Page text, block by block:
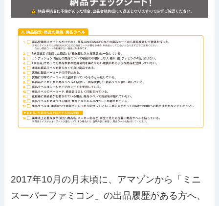
2017年10月の月末頃に、アマゾンから「ミニ
スーパーファミコン」の出品履歴がある方へ、